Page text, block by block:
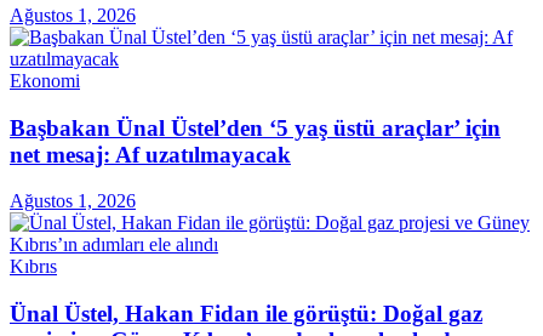
Ağustos 1, 2026
Ekonomi
Başbakan Ünal Üstel’den ‘5 yaş üstü araçlar’ için
net mesaj: Af uzatılmayacak
Ağustos 1, 2026
Kıbrıs
Ünal Üstel, Hakan Fidan ile görüştü: Doğal gaz